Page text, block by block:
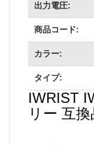
出力電圧:
商品コード:
カラー:
タイプ:
IWRIST
リー 互換